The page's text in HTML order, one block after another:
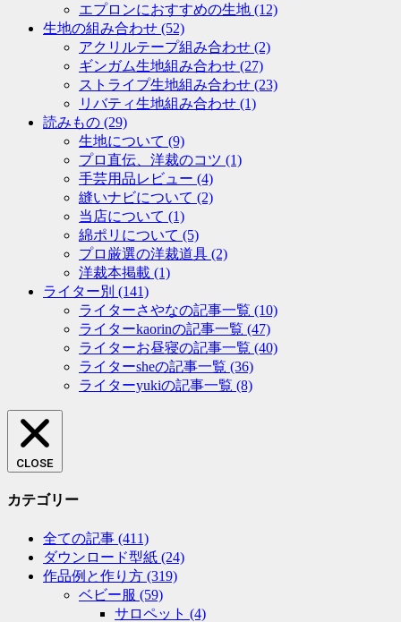
エプロンにおすすめの生地 (12)
生地の組み合わせ (52)
アクリルテープ組み合わせ (2)
ギンガム生地組み合わせ (27)
ストライプ生地組み合わせ (23)
リバティ生地組み合わせ (1)
読みもの (29)
生地について (9)
プロ直伝、洋裁のコツ (1)
手芸用品レビュー (4)
縫いナビについて (2)
当店について (1)
綿ポリについて (5)
プロ厳選の洋裁道具 (2)
洋裁本掲載 (1)
ライター別 (141)
ライターさやなの記事一覧 (10)
ライターkaorinの記事一覧 (47)
ライターお昼寝の記事一覧 (40)
ライターsheの記事一覧 (36)
ライターyukiの記事一覧 (8)
CLOSE
カテゴリー
全ての記事 (411)
ダウンロード型紙 (24)
作品例と作り方 (319)
ベビー服 (59)
サロペット (4)